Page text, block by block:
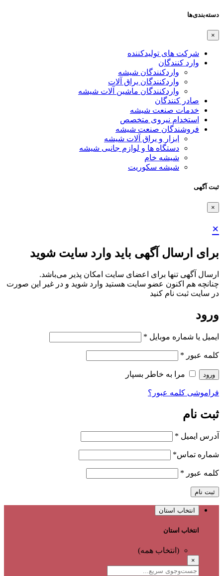
دسته‌بندی‌ها
×
شرکت های تولیدکننده
وارد کنندگان
واردکنندگان شیشه
واردکنندگان یراق آلات
واردکنندگان ماشین آلات شیشه
صادر کنندگان
خدمات صنعت شیشه
استخدام نیروی متخصص
فروشندگان صنعت شیشه
ابزار و یراق آلات شیشه
دستگاه ها و لوازم جانبی شیشه
شیشه خام
شیشه سکوریت
ثبت آگهی
×
×
برای ارسال آگهی باید وارد سایت شوید
ارسال آگهی تنها برای اعضای سایت امکان پذیر می‌باشد.
چنانچه هم‌ اکنون عضو سایت هستید وارد شوید و در غیر این صورت
در سایت ثبت نام کنید
ورود
ایمیل یا شماره موبایل *
کلمه عبور *
ورود مرا به خاطر بسپار
فراموشی کلمه عبور؟
ثبت نام
آدرس ایمیل *
شماره تماس*
کلمه عبور *
ثبت نام
انتخاب استان
انتخاب استان
(انتخاب همه)
×